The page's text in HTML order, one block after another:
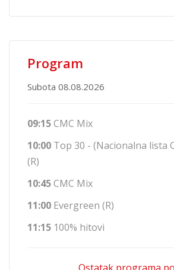
Program
Subota 08.08.2026
09:15CMC Mix
10:00 Top 30 - (Nacionalna lista
(R)
10:45CMC Mix
11:00 Evergreen (R)
11:15 100% hitovi